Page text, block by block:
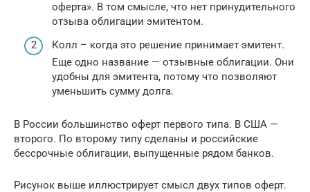
оферта». В том смысле, что нет принудительного
отзыва облигации эмитентом.
Колл – когда это решение принимает эмитент.
Еще одно название — отзывные облигации. Они
удобны для эмитента, потому что позволяют
уменьшить сумму долга.
В России большинство оферт первого типа. В США —
второго. По второму типу сделаны и российские
бессрочные облигации, выпущенные рядом банков.
Рисунок выше иллюстрирует смысл двух типов оферт.